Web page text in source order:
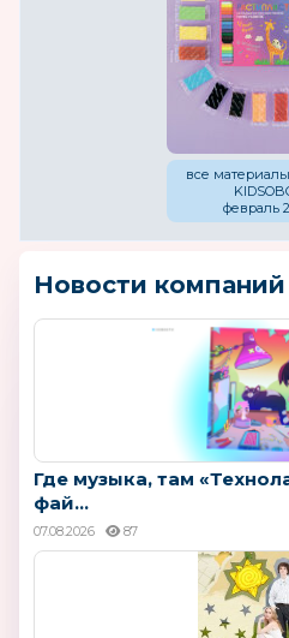
все
февраль
Новости компаний
Где музыка, там
фай...
07.08.2026 87